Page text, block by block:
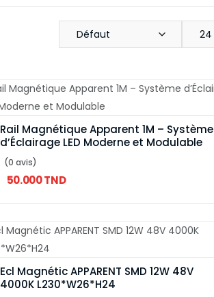
Défaut 24
Rail Magnétique Apparent 1M – Système
d’Éclairage LED Moderne et Modulable
(0 avis)
50.000 TND
Ecl Magnétic APPARENT SMD 12W 48V
4000K L230*W26*H24